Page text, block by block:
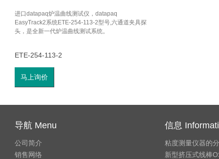
进口datapaq炉温曲线测试仪，datapaq
EasyTrack2系统ETE-254-113-2型号,六通道夹具探
头，是全新一代炉温曲线测试系统。
ETE-254-113-2
马上询价
导航 Menu
公司简介
销售网络
信息
粘度测量仪器的
新型挤压式线棒